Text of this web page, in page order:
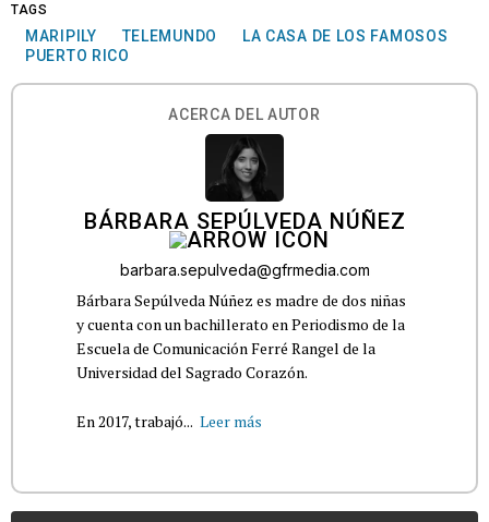
TAGS
MARIPILY TELEMUNDO
LA CASA DE LOS FAMOSOS
PUERTO RICO
ACERCA DEL AUTOR
BÁRBARA SEPÚLVEDA NÚÑEZ
barbara.sepulveda@gfrmedia.com
Bárbara Sepúlveda Núñez es madre de dos niñas
y cuenta con un bachillerato en Periodismo de la
Escuela de Comunicación Ferré Rangel de la
Universidad del Sagrado Corazón.
En 2017, trabajó... Leer más